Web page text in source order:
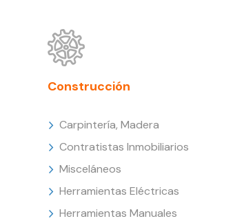
Construcción
Carpintería, Madera
Contratistas Inmobiliarios
Misceláneos
Herramientas Eléctricas
Herramientas Manuales